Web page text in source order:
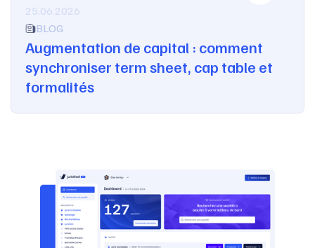
25.06.2026
BLOG
Augmentation de capital : comment
synchroniser term sheet, cap table et
formalités